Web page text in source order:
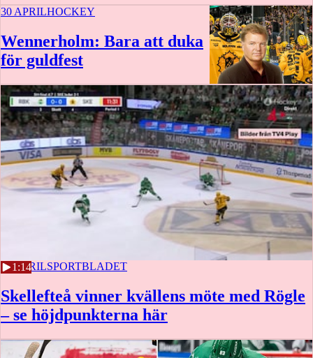
30 APRILHOCKEY
Wennerholm: Bara att duka
för guldfest
1:14
30 APRILSPORTBLADET
Skellefteå vinner kvällens möte med Rögle
– se höjdpunkterna här